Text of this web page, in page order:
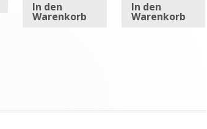
In den
Warenkorb
In den
Warenkorb